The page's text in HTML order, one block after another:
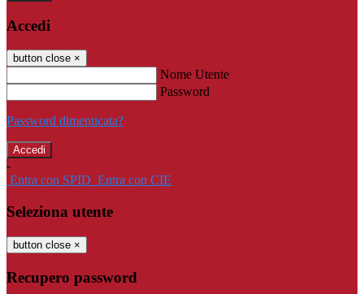
Accedi
button close ×
Nome Utente
Password
Password dimenticata?
-
Entra con SPID Entra con CIE
Seleziona utente
button close ×
Recupero password